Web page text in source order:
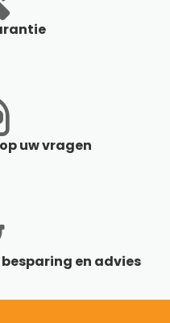
uw vragen
en advies